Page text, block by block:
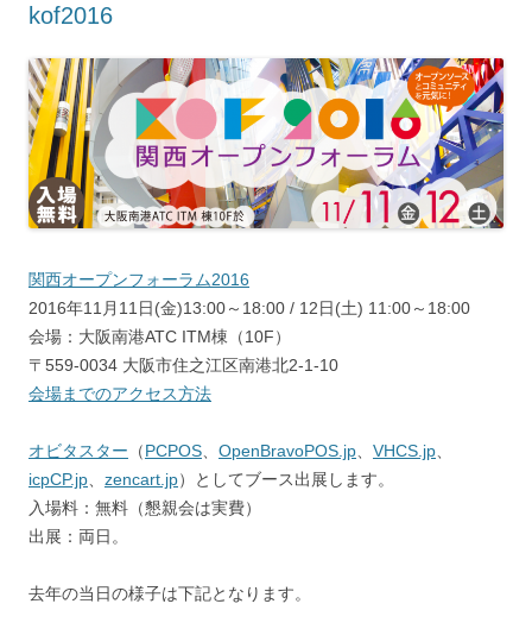
kof2016
関西オープンフォーラム2016
2016年11月11日(金)13:00～18:00 / 12日(土) 11:00～18:00
会場：大阪南港ATC ITM棟（10F）
〒559-0034 大阪市住之江区南港北2-1-10
会場までのアクセス方法
オビタスター （PCPOS OpenBravoPOS.jp VHCS.jp
icpCP.jp
zencart.jp）としてブース出展します。
入場料：無料（懇親会は実費）
出展：両日。
去年の当日の様子は下記となります。